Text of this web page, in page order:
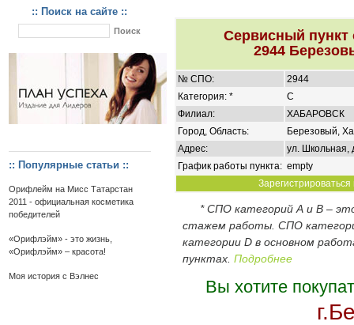
:: Поиск на сайте ::
:: Популярные статьи ::
Орифлейм на Мисс Татарстан
2011 - официальная косметика
победителей
«Орифлэйм» - это жизнь,
«Орифлэйм» – красота!
Моя история с Вэлнес
Сервисный
2944
№ СПО:
2944
Категория: *
C
Филиал:
ХАБАРОВСК
Город, Область:
Березовый,
Адрес:
ул. Школьная,
График работы пункта: empty
* СПО категорий А и В –
стажем работы. СПО
категории D в основном
пунктах. Подробнее
Вы хотите